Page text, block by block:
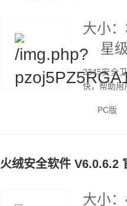
大小
星级
2345安全
快，帮助用
PC版
火绒安全软件 V6.0.6.2
大小